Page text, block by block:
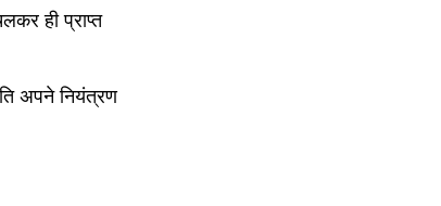
ही प्राप्त
अपने नियंत्रण